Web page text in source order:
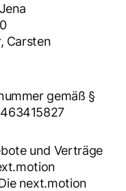
Carsten
gemäß §
und Verträge
next.motion